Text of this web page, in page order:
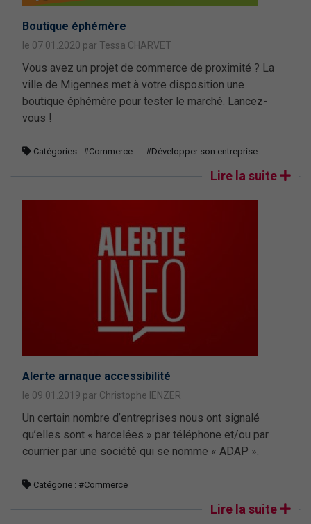
Boutique éphémère
le 07.01.2020 par Tessa CHARVET
Vous avez un projet de commerce de proximité ? La
ville de Migennes met à votre disposition une
boutique éphémère pour tester le marché. Lancez-
vous !
Catégories : #Commerce #Développer son entreprise
Lire la suite
Alerte arnaque accessibilité
le 09.01.2019 par Christophe IENZER
Un certain nombre d’entreprises nous ont signalé
qu’elles sont « harcelées » par téléphone et/ou par
courrier par une société qui se nomme « ADAP ».
Catégorie : #Commerce
Lire la suite